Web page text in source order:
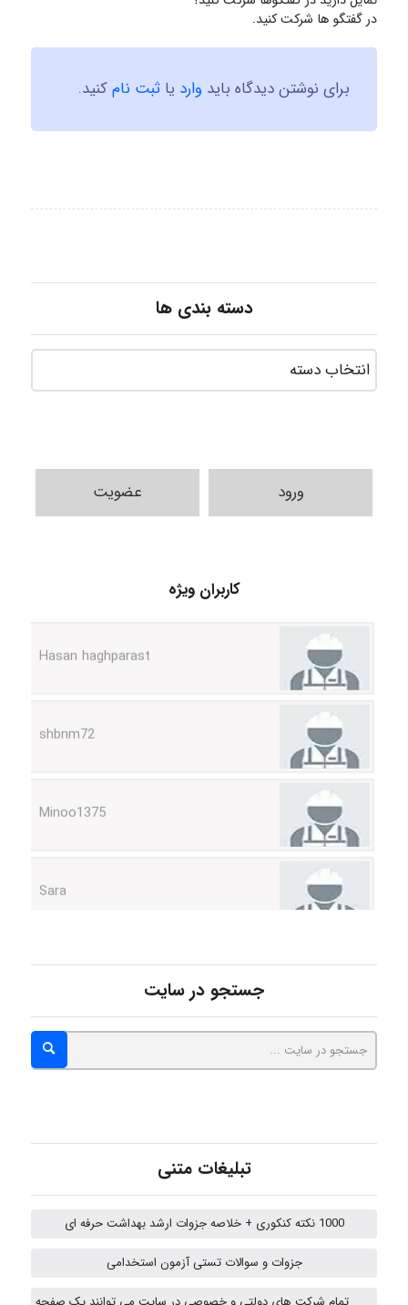
در گفتگو ها شرکت کنید.
برای نوشتن دیدگاه باید وارد یا ثبت نامکنید.
دسته بندی ها
ورود عضویت
کاربران ویژه
fahimeh sheibani
Niloofar
جستجو در سایت
تبلیغات متنی
1000 نکته کنکوری + خلاصه جزوات ارشد بهداشت حرفه ای
جزوات و سوالات تستی آزمون استخدامی